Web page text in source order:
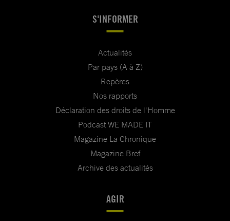
S'INFORMER
Actualités
Par pays (A à Z)
Repères
Nos rapports
Déclaration des droits de l'Homme
Podcast WE MADE IT
Magazine La Chronique
Magazine Bref
Archive des actualités
AGIR